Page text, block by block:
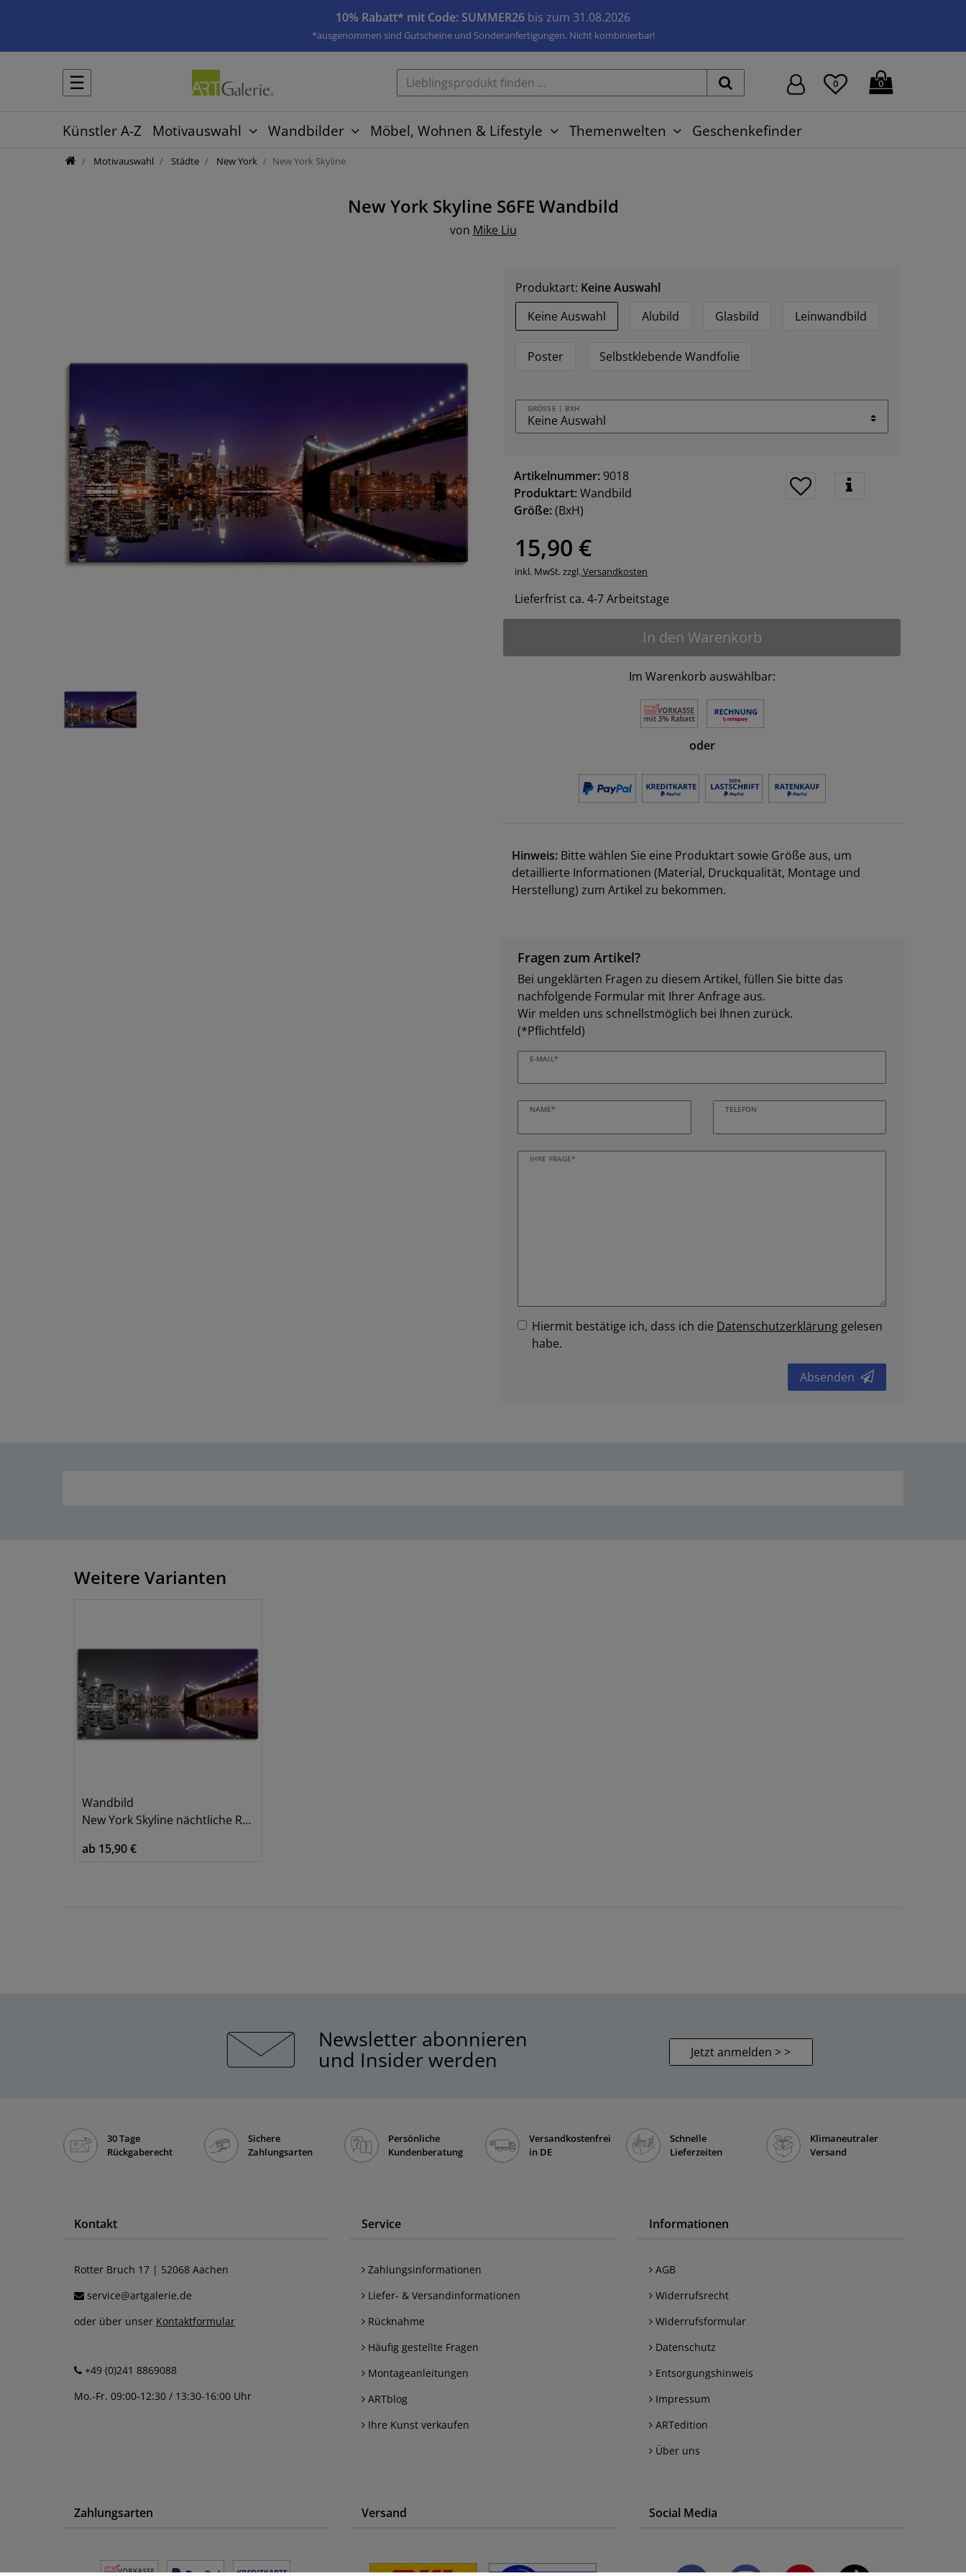
10% Rabatt* mit Code: SUMMER26 bis zum 31.08.2026
*ausgenommen sind Gutscheine und Sonderanfertigungen. Nicht kombinierbar!
☰ 0 0
Künstler A-Z Motivauswahl Wandbilder Möbel, Wohnen & Lifestyle Themenwelten Geschenkefinder
Motivauswahl Städte New York New York Skyline
New York Skyline S6FE Wandbild
von Mike Liu
Produktart: Keine Auswahl
Keine Auswahl
Alubild Glasbild Leinwandbild
Poster Selbstklebende Wandfolie
GRÖSSE | BXH
Artikelnummer: 9018
Produktart:Wandbild
Größe:(BxH)
15,90 €
inkl. MwSt. zzgl. Versandkosten
Lieferfrist ca. 4-7 Arbeitstage
In den Warenkorb
Im Warenkorb auswählbar:
oder
Hinweis: Bitte wählen Sie eine Produktart sowie Größe aus, um
detaillierte Informationen (Material, Druckqualität, Montage und
Herstellung) zum Artikel zu bekommen.
Fragen zum Artikel?
Bei ungeklärten Fragen zu diesem Artikel, füllen Sie bitte das
nachfolgende Formular mit Ihrer Anfrage aus.
Wir melden uns schnellstmöglich bei Ihnen zurück.
(*Pflichtfeld)
E-MAIL*
NAME* TELEFON
IHRE FRAGE*
Hiermit bestätige ich, dass ich die Daten­schutz­erklärung gelesen
habe.
Absenden
Weitere Varianten
Wandbild
New York Skyline nächtliche Reflektion
ab 15,90 €
Newsletter abonnieren
und Insider werden Jetzt anmelden > >
30 Tage
Rückgaberecht
Sichere
Zahlungsarten
Persönliche
Kundenberatung
Versandkostenfrei
in DE
Schnelle
Lieferzeiten
Klimaneutraler
Versand
Kontakt
Rotter Bruch 17 | 52068 Aachen
service@artgalerie.de
oder über unser Kontaktformular
+49 (0)241 8869088
Mo.-Fr. 09:00-12:30 / 13:30-16:00 Uhr
Service
Zahlungsinformationen
Liefer- & Versandinformationen
Rücknahme
Häufig gestellte Fragen
Montageanleitungen
ARTblog
Ihre Kunst verkaufen
Informationen
AGB
Widerrufsrecht
Widerrufsformular
Datenschutz
Entsorgungshinweis
Impressum
ARTedition
Über uns
Zahlungsarten Versand Social Media